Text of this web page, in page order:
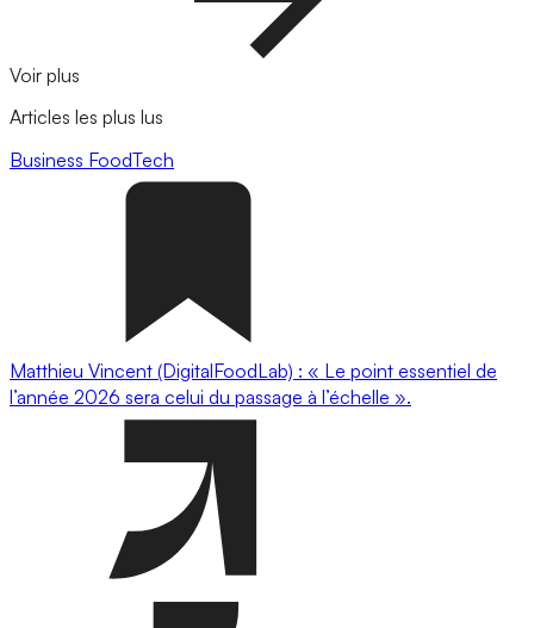
Voir plus
Articles les plus lus
Business FoodTech
Matthieu Vincent (DigitalFoodLab) : « Le point essentiel de
l’année 2026 sera celui du passage à l’échelle ».